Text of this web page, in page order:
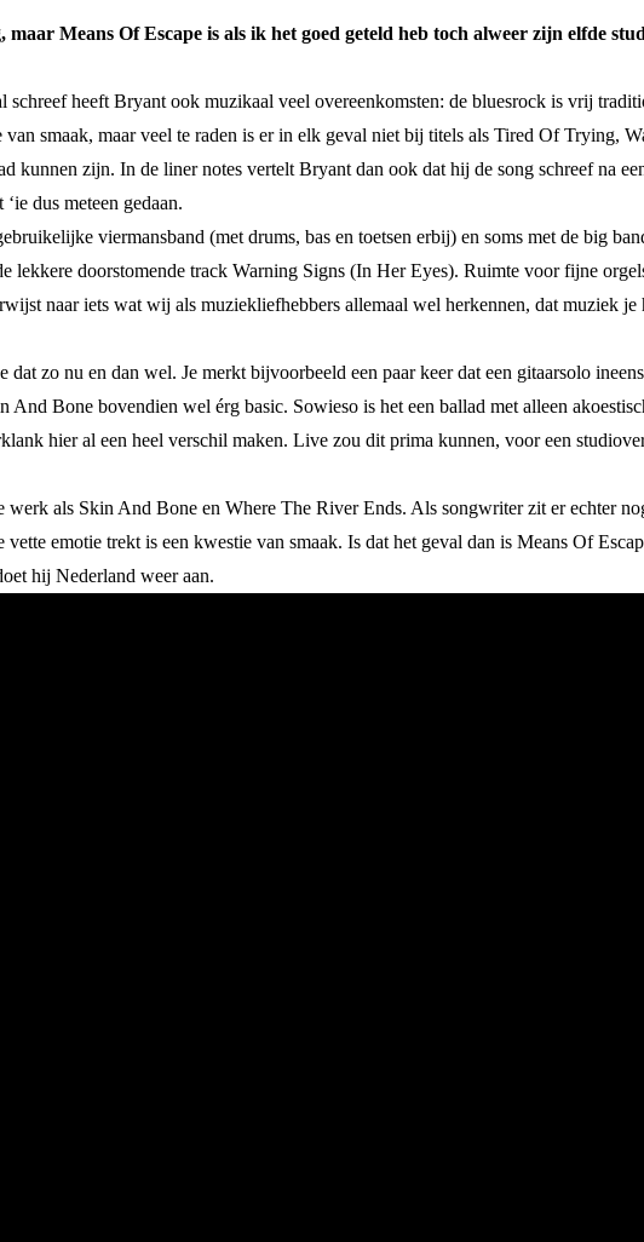
maar Means Of Escape is als ik het goed geteld heb toch alweer zijn elfde
schreef heeft Bryant ook muzikaal veel overeenkomsten: de bluesrock is vrij
smaak, maar veel te raden is er in elk geval niet bij titels als Tired Of Trying,
kunnen zijn. In de liner notes vertelt Bryant dan ook dat hij de song schreef na
dus meteen gedaan.
viermansband (met drums, bas en toetsen erbij) en soms met de big
lekkere doorstomende track Warning Signs (In Her Eyes). Ruimte voor fijne
naar iets wat wij als muziekliefhebbers allemaal wel herkennen, dat muziek je
zo nu en dan wel. Je merkt bijvoorbeeld een paar keer dat een gitaarsolo
Bone bovendien wel érg basic. Sowieso is het een ballad met alleen
hier al een heel verschil maken. Live zou dit prima kunnen, voor een
als Skin And Bone en Where The River Ends. Als songwriter zit er echter
emotie trekt is een kwestie van smaak. Is dat het geval dan is Means Of
hij Nederland weer aan.